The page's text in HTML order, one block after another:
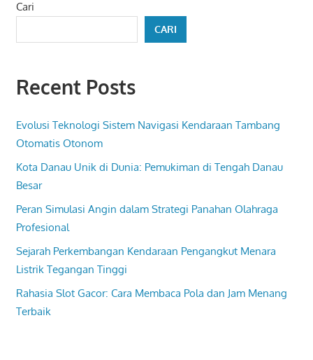
Cari
CARI
Recent Posts
Evolusi Teknologi Sistem Navigasi Kendaraan Tambang
Otomatis Otonom
Kota Danau Unik di Dunia: Pemukiman di Tengah Danau
Besar
Peran Simulasi Angin dalam Strategi Panahan Olahraga
Profesional
Sejarah Perkembangan Kendaraan Pengangkut Menara
Listrik Tegangan Tinggi
Rahasia Slot Gacor: Cara Membaca Pola dan Jam Menang
Terbaik